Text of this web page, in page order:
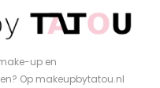
up en
Op makeupbytatou.nl